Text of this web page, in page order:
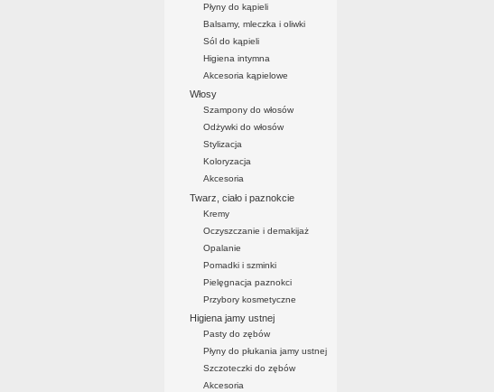
Płyny do kąpieli
Balsamy, mleczka i oliwki
Sól do kąpieli
Higiena intymna
Akcesoria kąpielowe
Włosy
Szampony do włosów
Odżywki do włosów
Stylizacja
Koloryzacja
Akcesoria
Twarz, ciało i paznokcie
Kremy
Oczyszczanie i demakijaż
Opalanie
Pomadki i szminki
Pielęgnacja paznokci
Przybory kosmetyczne
Higiena jamy ustnej
Pasty do zębów
Płyny do płukania jamy ustnej
Szczoteczki do zębów
Akcesoria